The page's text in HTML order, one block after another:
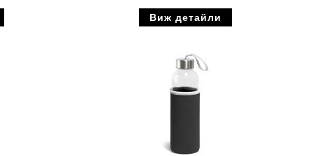
Виж детайли